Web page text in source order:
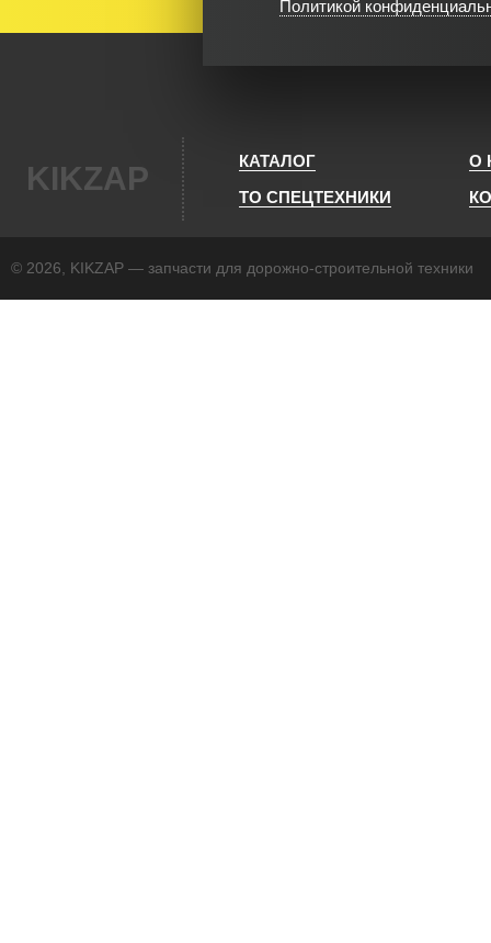
Политикой
KIKZAP КАТАЛОГ
О
ТО СПЕЦТЕХНИКИ
© 2026, KIKZAP — запчасти для дорожно-строительной техники